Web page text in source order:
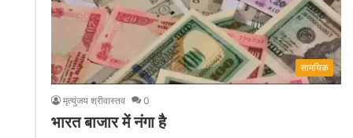
सामयिक
मृत्युंजय श्रीवास्तव 0
भारत बाजार में नंगा है